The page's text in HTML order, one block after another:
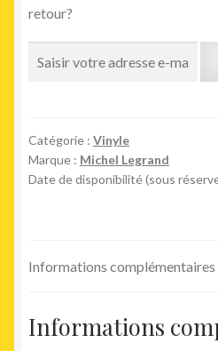
retour?
Catégorie : Vinyle
Marque : Michel Legrand
Date de disponibilité (sous
Informations complémentaires
Informations